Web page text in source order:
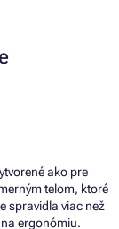
ako pre
telom, ktoré
spravidla viac než
na ergonómiu.